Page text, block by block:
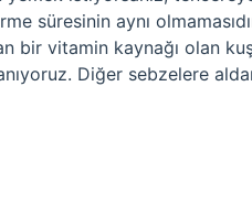
süresinin aynı
bir vitamin kaynağı olan
Diğer sebzelere